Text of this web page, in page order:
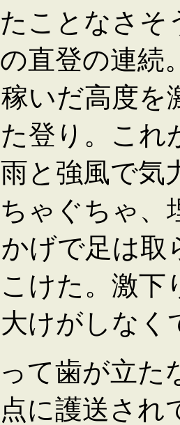
ことなさ
直登の連続
いだ高度を
登り。これ
と強風で気
ゃぐちゃ、
げで足は
けた。激下
けがしなく
て歯が立た
に護送され